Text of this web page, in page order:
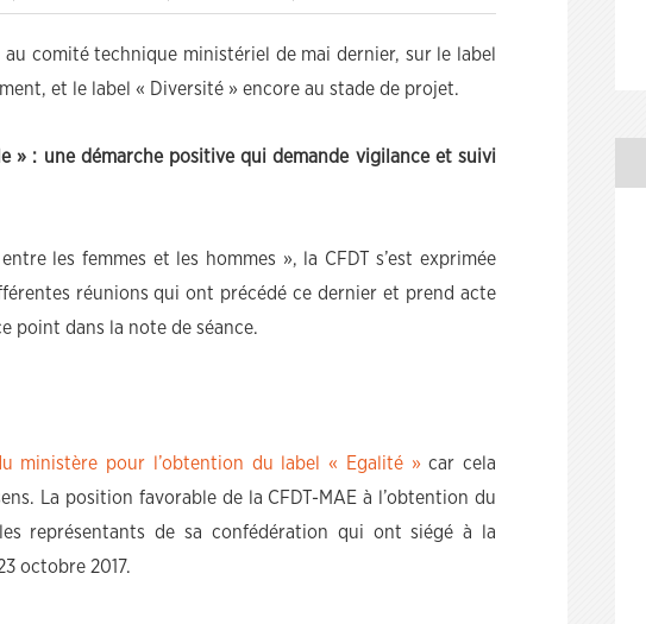
au comité technique ministériel de mai dernier, sur le label
et le label « Diversité » encore au stade de projet.
» : une démarche positive qui demande vigilance et suivi
les femmes et les hommes », la CFDT s’est exprimée
réunions qui ont précédé ce dernier et prend acte
point dans la note de séance.
ministère pour l’obtention du label « Egalité »car cela
La position favorable de la CFDT-MAE à l’obtention du
représentants de sa confédération qui ont siégé à la
octobre 2017.